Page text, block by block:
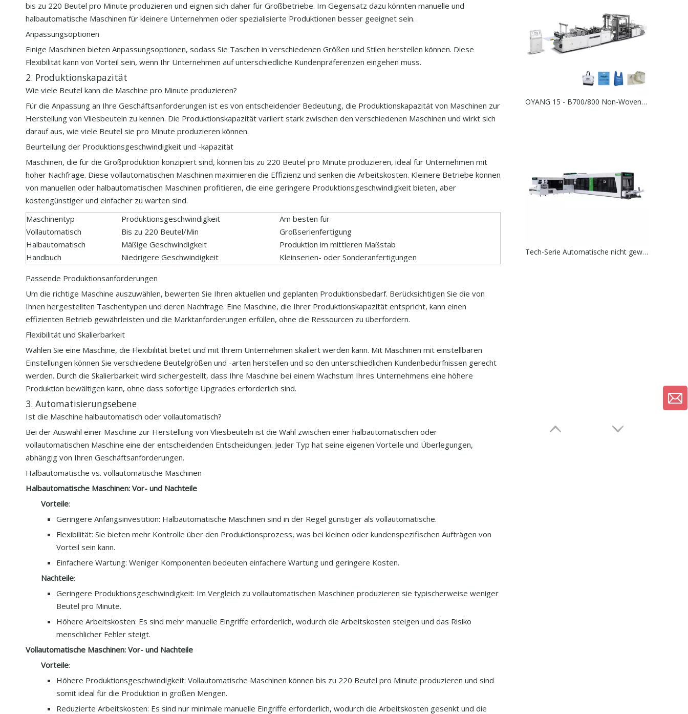
bis zu 220 Beutel pro Minute produzieren und eignen sich daher für Großbetriebe. Im Gegensatz dazu könnten manuelle und
halbautomatische Maschinen für kleinere Unternehmen oder spezialisierte Produktionen besser geeignet sein.
Anpassungsoptionen
Einige Maschinen bieten Anpassungsoptionen, sodass Sie Taschen in verschiedenen Größen und Stilen herstellen können. Diese
Flexibilität kann von Vorteil sein, wenn Ihr Unternehmen auf unterschiedliche Kundenpräferenzen eingehen muss.
2. Produktionskapazität
Wie viele Beutel kann die Maschine pro Minute produzieren?
Für die Anpassung an Ihre Geschäftsanforderungen ist es von entscheidender Bedeutung, die Produktionskapazität von Maschinen zur
Herstellung von Vliesbeuteln zu kennen. Die Produktionskapazität variiert stark zwischen den verschiedenen Maschinen und wirkt sich
darauf aus, wie viele Beutel sie pro Minute produzieren können.
Beurteilung der Produktionsgeschwindigkeit und -kapazität
Maschinen, die für die Großproduktion konzipiert sind, können bis zu 220 Beutel pro Minute produzieren, ideal für Unternehmen mit
hoher Nachfrage. Diese vollautomatischen Maschinen maximieren die Effizienz und senken die Arbeitskosten. Kleinere Betriebe können
von manuellen oder halbautomatischen Maschinen profitieren, die eine geringere Produktionsgeschwindigkeit bieten, aber
kostengünstiger und einfacher zu warten sind.
Maschinentyp
Produktionsgeschwindigkeit
Am besten für
Vollautomatisch
Bis zu 220 Beutel/Min
Großserienfertigung
Halbautomatisch
Mäßige Geschwindigkeit
Produktion im mittleren Maßstab
Handbuch
Niedrigere Geschwindigkeit Kleinserien- oder Sonderanfertigungen
Passende Produktionsanforderungen
Um die richtige Maschine auszuwählen, bewerten Sie Ihren aktuellen und geplanten Produktionsbedarf. Berücksichtigen Sie die von
Ihnen hergestellten Taschentypen und deren Nachfrage. Eine Maschine, die Ihrer Produktionskapazität entspricht, kann einen
effizienten Betrieb gewährleisten und die Marktanforderungen erfüllen, ohne die Ressourcen zu überfordern.
Flexibilität und Skalierbarkeit
Wählen Sie eine Maschine, die Flexibilität bietet und mit Ihrem Unternehmen skaliert werden kann. Mit Maschinen mit einstellbaren
Einstellungen können Sie verschiedene Beutelgrößen und -arten herstellen und so den unterschiedlichen Kundenbedürfnissen gerecht
werden. Durch die Skalierbarkeit wird sichergestellt, dass Ihre Maschine bei einem Wachstum Ihres Unternehmens eine höhere
Produktion bewältigen kann, ohne dass sofortige Upgrades erforderlich sind.
3. Automatisierungsebene
Ist die Maschine halbautomatisch oder vollautomatisch?
Bei der Auswahl einer Maschine zur Herstellung von Vliesbeuteln ist die Wahl zwischen einer halbautomatischen oder
vollautomatischen Maschine eine der entscheidenden Entscheidungen. Jeder Typ hat seine eigenen Vorteile und Überlegungen,
abhängig von Ihren Geschäftsanforderungen.
Halbautomatische vs. vollautomatische Maschinen
Halbautomatische Maschinen: Vor- und Nachteile
Vorteile:
Geringere Anfangsinvestition: Halbautomatische Maschinen sind in der Regel günstiger als vollautomatische.
Flexibilität: Sie bieten mehr Kontrolle über den Produktionsprozess, was bei kleinen oder kundenspezifischen Aufträgen von
Vorteil sein kann.
Einfachere Wartung: Weniger Komponenten bedeuten einfachere Wartung und geringere Kosten.
Nachteile:
Geringere Produktionsgeschwindigkeit: Im Vergleich zu vollautomatischen Maschinen produzieren sie typischerweise weniger
Beutel pro Minute.
Höhere Arbeitskosten: Es sind mehr manuelle Eingriffe erforderlich, wodurch die Arbeitskosten steigen und das Risiko
menschlicher Fehler steigt.
Vollautomatische Maschinen: Vor- und Nachteile
Vorteile:
Höhere Produktionsgeschwindigkeit: Vollautomatische Maschinen können bis zu 220 Beutel pro Minute produzieren und sind
somit ideal für die Produktion in großen Mengen.
Reduzierte Arbeitskosten: Es sind nur minimale manuelle Eingriffe erforderlich, wodurch die Arbeitskosten gesenkt und die
OYANG 15 - B700/800 Non-Woven 5-in-1-Beutelherstellungsmaschine (ohne Griff online)
Tech-Serie Automatische nicht gewebte Box-Taschen-Maschine mit Griff online